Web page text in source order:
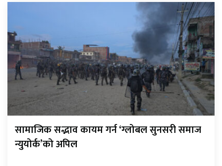
सामाजिक सद्भाव कायम गर्न ‘ग्लोबल सुनसरी समाज
न्युयोर्क’को अपिल